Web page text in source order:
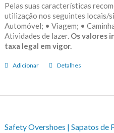
Pelas suas características
utilização nos seguintes locais/
Automóvel; • Viagem; •
Atividades de lazer. Os valores
taxa legal em vigor.
Adicionar Detalhes
Safety Overshoes | Sapatos de